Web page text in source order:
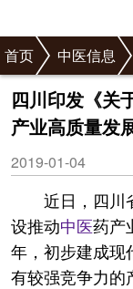
首页 中医信息
四川印发《关
产业高质量发
2019-01-04
近日，四川
设推动中医药产
年，初步建成现
有较强竞争力的